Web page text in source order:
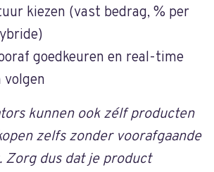
kiezen (vast bedrag, % per
goedkeuren en real-time
kunnen ook zélf producten
zelfs zonder voorafgaande
Zorg dus dat je product